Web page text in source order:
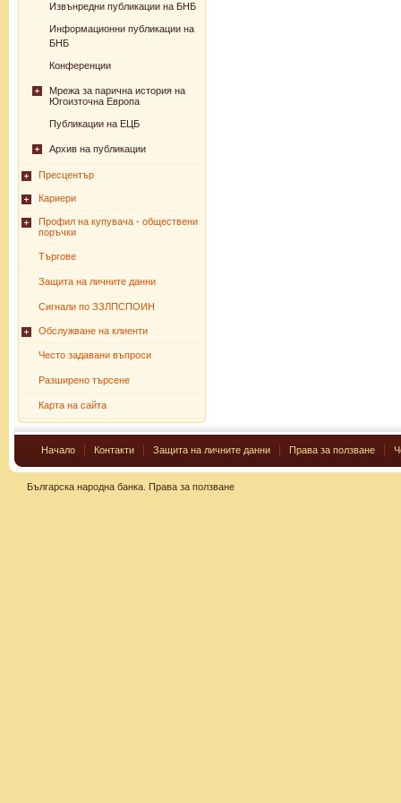
Извънредни публикации на БНБ
Информационни публикации на
БНБ
Конференции
Мрежа за парична история на
Югоизточна Европа
Публикации на ЕЦБ
Архив на публикации
Пресцентър
Кариери
Профил на купувача - обществени
поръчки
Търгове
Защита на личните данни
Сигнали по ЗЗЛПСПОИН
Обслужване на клиенти
Често задавани въпроси
Разширено търсене
Карта на сайта
Начало Контакти Защита на личните данни Права за ползване
Българска народна банка. Права за ползване